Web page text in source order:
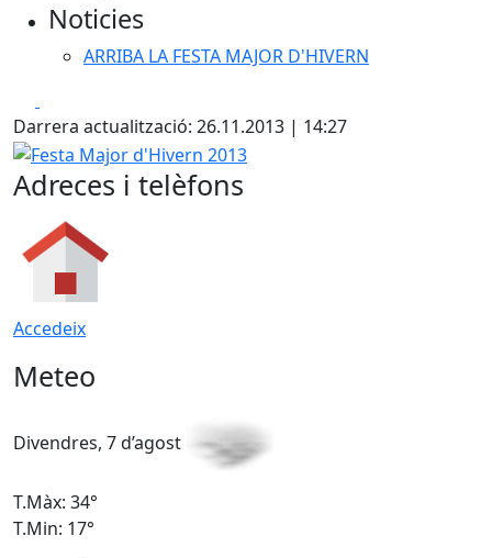
Noticies
ARRIBA LA FESTA MAJOR D'HIVERN
Darrera actualització: 26.11.2013 | 14:27
Festa Major d'Hivern 2013
Adreces i telèfons
Accedeix
Meteo
Divendres, 7 d’agost
T.Màx: 34°
T.Min: 17°